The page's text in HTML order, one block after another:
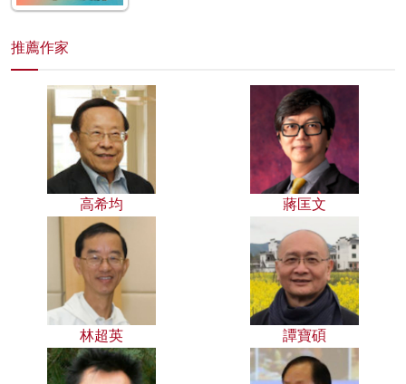
推薦作家
高希均 蔣匡文
林超英 譚寶碩